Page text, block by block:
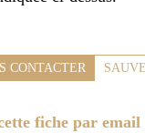
CONTACTER
fiche par email